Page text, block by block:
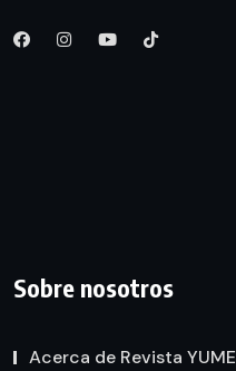
Sobre nosotros
Acerca de Revista YUME